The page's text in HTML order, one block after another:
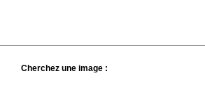
Cherchez une image :